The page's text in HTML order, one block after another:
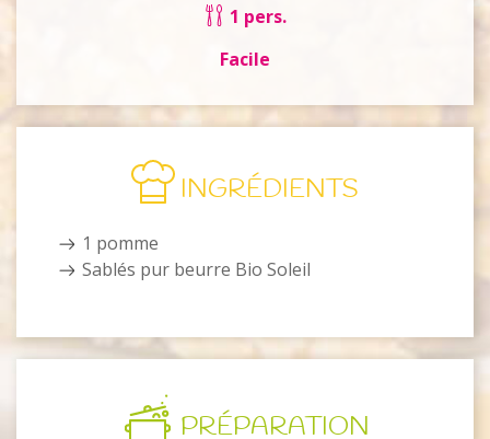
1 pers.
Facile
INGRÉDIENTS
1 pomme
Sablés pur beurre Bio Soleil
PRÉPARATION